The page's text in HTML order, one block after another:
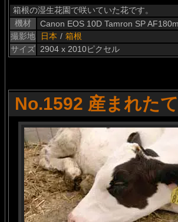
箱根の湿生花園で咲いていた花です。
機材
Canon EOS 10D Tamron SP
撮影地
日本 / 箱根
サイズ 2904 x 2010ピクセル
No.1592 産まれた